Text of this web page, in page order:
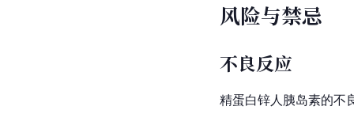
风险与禁忌
不良反应
精蛋白锌人胰岛素的不